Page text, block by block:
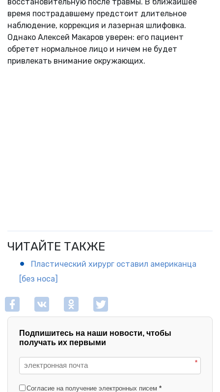
время пострадавшему предстоит длительное
наблюдение, коррекция и лазерная шлифовка.
Однако Алексей Макаров уверен: его пациент
обретет нормальное лицо и ничем не будет
привлекать внимание окружающих.
ЧИТАЙТЕ ТАКЖЕ
Пластический хирург оставил американца
[без носа]
Подпишитесь на наши новости, чтобы
получать их первыми
*
Согласие на получение электронных писем *